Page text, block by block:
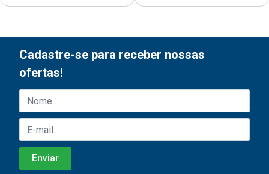
Cadastre-se para receber nossas
ofertas!